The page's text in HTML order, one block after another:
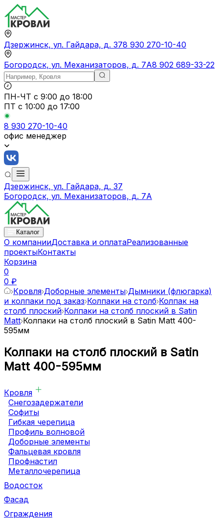
Дзержинск, ул. Гайдара, д. 378 930 270-10-40
Богородск, ул. Механизаторов, д. 7А8 902 689-33-22
ПН-ЧТ с 9:00 до 18:00
ПТ с 10:00 до 17:00
8 930 270-10-40
офис менеджер
Дзержинск, ул. Гайдара, д. 37
Богородск, ул. Механизаторов, д. 7А
Каталог
О компанииДоставка и оплатаРеализованные
проектыКонтакты
Корзина
0
0 ₽
Кровля Доборные элементы Дымники (флюгарка)
и колпаки под заказ Колпаки на столб Колпак на
столб плоский Колпаки на столб плоский в Satin
Matt Колпаки на столб плоский в Satin Matt 400-
595мм
Колпаки на столб плоский в Satin
Matt 400-595мм
Кровля
Снегозадержатели
Софиты
Гибкая черепица
Профиль волновой
Доборные элементы
Фальцевая кровля
Профнастил
Металлочерепица
Водосток
Фасад
Ограждения